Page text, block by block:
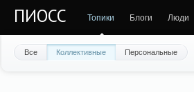
ПИОСС Топики Блоги Люди
Все Коллективные Персональные